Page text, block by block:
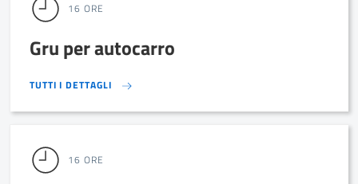
16 ORE
Gru per autocarro
TUTTI I DETTAGLI TUTTI I DETTAGLI
16 ORE